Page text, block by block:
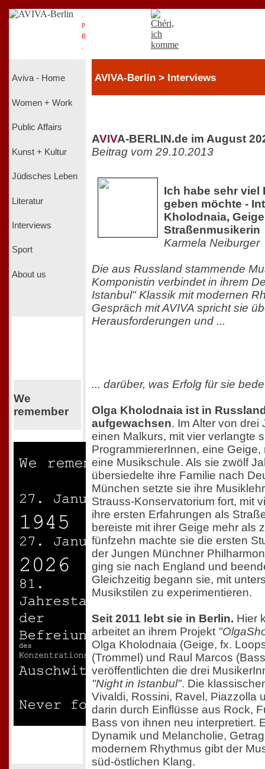
P
R
Aviva - Home
Women + Work
Public Affairs
Kunst + Kultur
Jüdisches Leben
Literatur
Interviews
Sport
About us
We
remember
AVIVA-Berlin > Interviews
AVIVA-BERLIN.de im August
Beitrag vom 29.10.2013
Ich habe sehr viel
geben möchte -
Kholodnaia,
Straßenmusikerin
Karmela Neiburger
Die aus Russland stammende
Komponistin verbindet in ihrem
Istanbul" Klassik mit modernen
Gespräch mit AVIVA spricht sie
Herausforderungen und ...
... darüber, was Erfolg für sie
Olga Kholodnaia ist in
aufgewachsen. Im Alter von
einen Malkurs, mit vier verlangte
ProgrammiererInnen, eine
eine Musikschule. Als sie zwölf
übersiedelte ihre Familie nach
München setzte sie ihre
Strauss-Konservatorium fort, mit
ihre ersten Erfahrungen als
bereiste mit ihrer Geige mehr als
fünfzehn machte sie die ersten
der Jungen Münchner
ging sie nach England und
Gleichzeitig begann sie, mit
Musikstilen zu experimentieren.
Seit 2011 lebt sie in Berlin. Hier
arbeitet an ihrem Projekt
Olga Kholodnaia (Geige, fx.
(Trommel) und Raul Marcos
veröffentlichten die drei
"Night in Istanbul". Die
Vivaldi, Rossini, Ravel, Piazzolla
darin durch Einflüsse aus Rock,
Bass von ihnen neu interpretiert.
Dynamik und Melancholie,
modernem Rhythmus gibt der
süd-östlichen Klang.